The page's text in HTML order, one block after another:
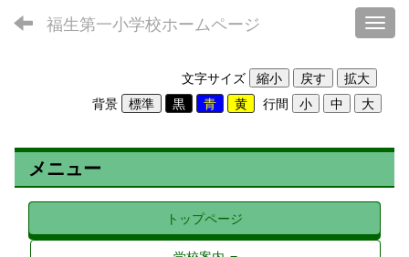
福生第一小学校ホームページ
文字サイズ
背景
行間
メニュー
トップページ